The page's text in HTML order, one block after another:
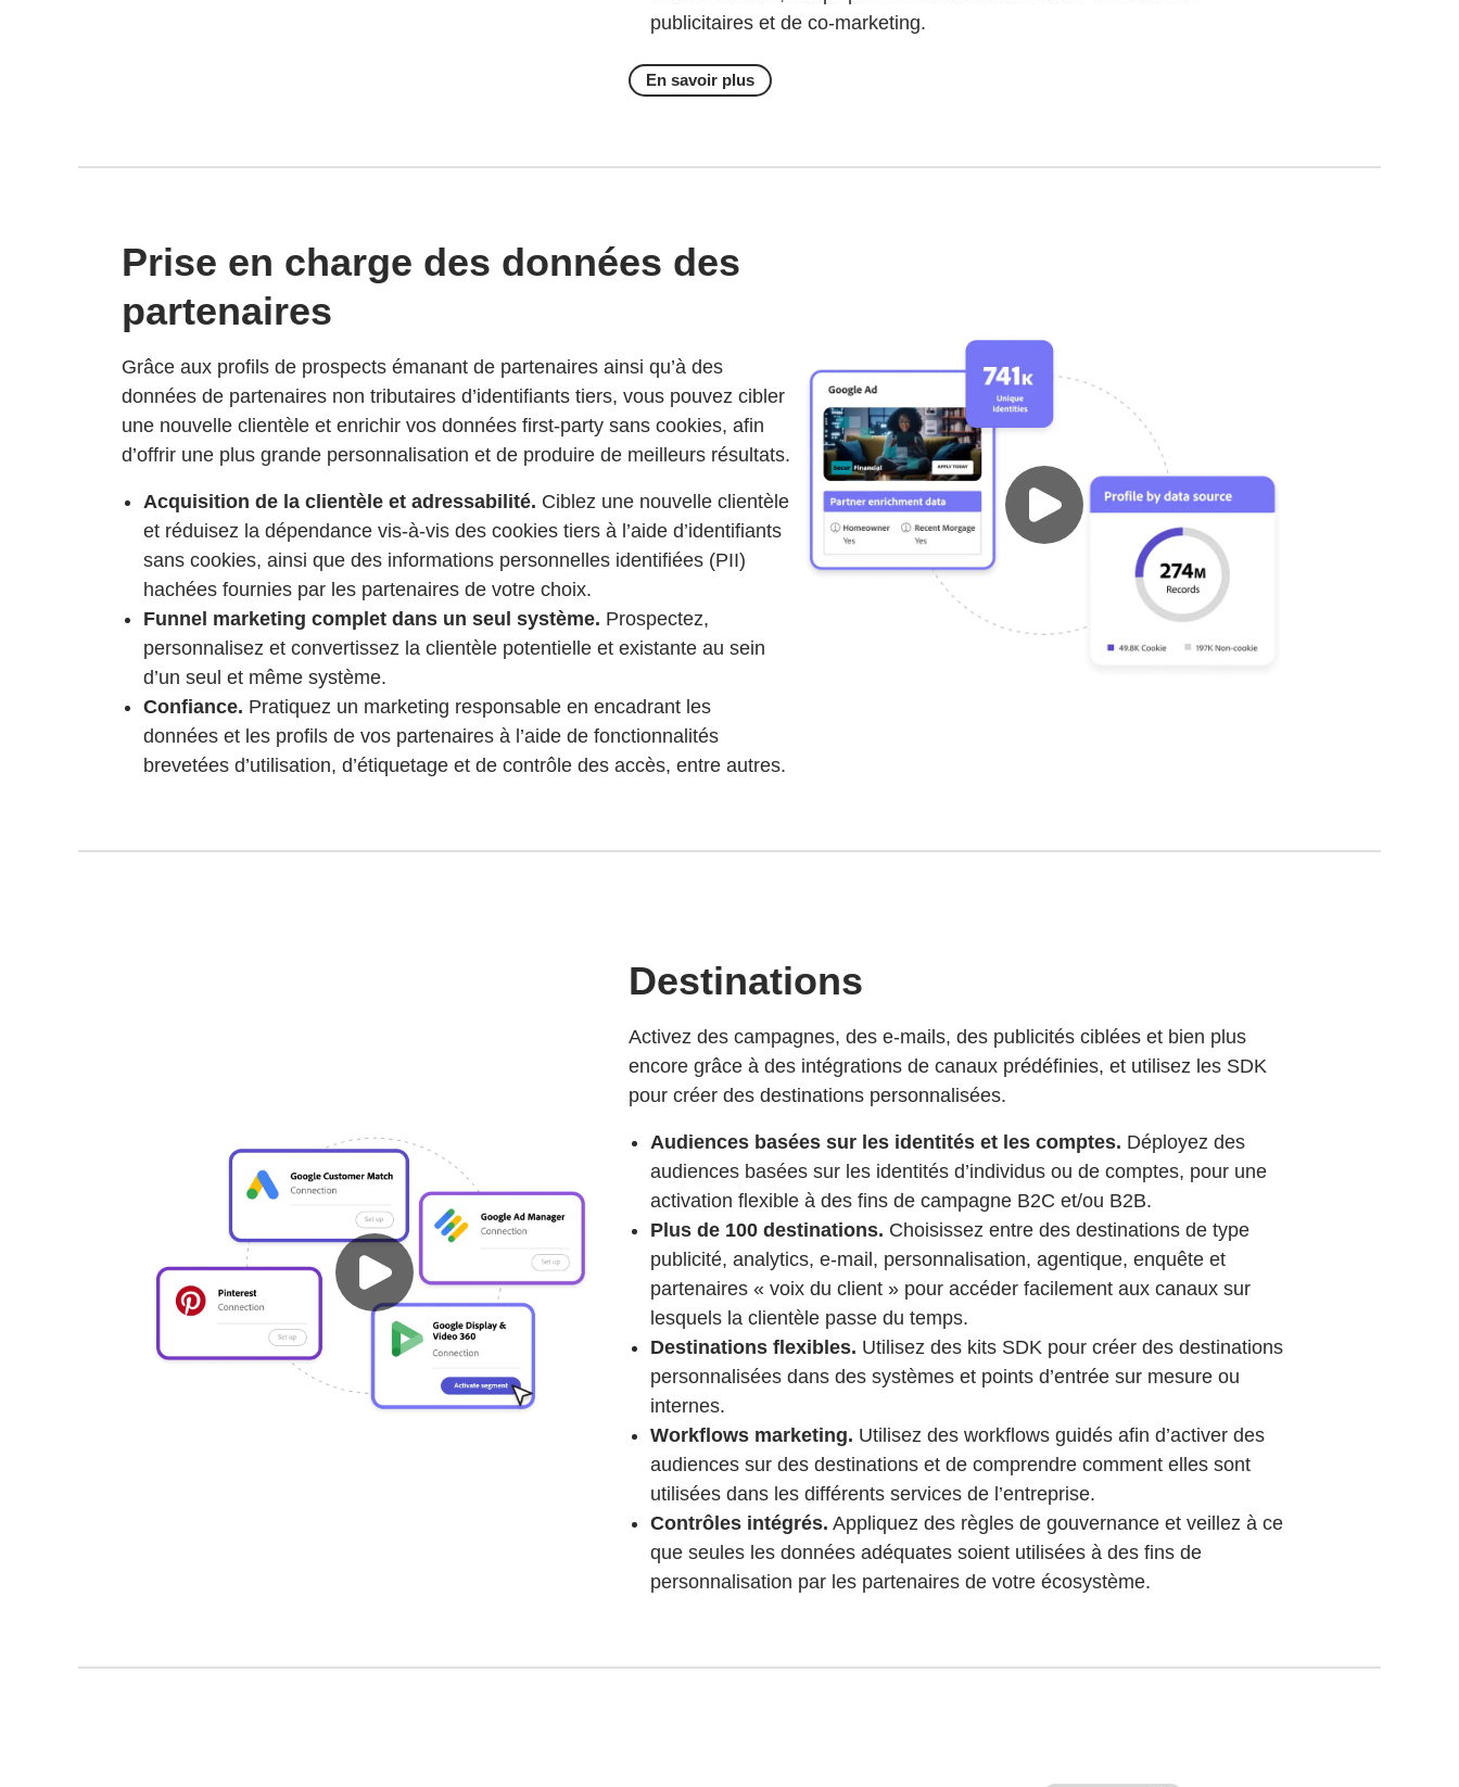
publicitaires et de co-marketing.
En savoir plus
Prise en charge des données des
partenaires
Grâce aux profils de prospects émanant de partenaires ainsi qu’à des
données de partenaires non tributaires d’identifiants tiers, vous pouvez cibler
une nouvelle clientèle et enrichir vos données first-party sans cookies, afin
d’offrir une plus grande personnalisation et de produire de meilleurs résultats.
Acquisition de la clientèle et adressabilité. Ciblez une nouvelle clientèle
et réduisez la dépendance vis-à-vis des cookies tiers à l’aide d’identifiants
sans cookies, ainsi que des informations personnelles identifiées (PII)
hachées fournies par les partenaires de votre choix.
Funnel marketing complet dans un seul système. Prospectez,
personnalisez et convertissez la clientèle potentielle et existante au sein
d’un seul et même système.
Confiance. Pratiquez un marketing responsable en encadrant les
données et les profils de vos partenaires à l’aide de fonctionnalités
brevetées d’utilisation, d’étiquetage et de contrôle des accès, entre autres.
Destinations
Activez des campagnes, des e-mails, des publicités ciblées et bien plus
encore grâce à des intégrations de canaux prédéfinies, et utilisez les SDK
pour créer des destinations personnalisées.
Audiences basées sur les identités et les comptes. Déployez des
audiences basées sur les identités d’individus ou de comptes, pour une
activation flexible à des fins de campagne B2C et/ou B2B.
Plus de 100 destinations. Choisissez entre des destinations de type
publicité, analytics, e-mail, personnalisation, agentique, enquête et
partenaires « voix du client » pour accéder facilement aux canaux sur
lesquels la clientèle passe du temps.
Destinations flexibles. Utilisez des kits SDK pour créer des destinations
personnalisées dans des systèmes et points d’entrée sur mesure ou
internes.
Workflows marketing. Utilisez des workflows guidés afin d’activer des
audiences sur des destinations et de comprendre comment elles sont
utilisées dans les différents services de l’entreprise.
Contrôles intégrés. Appliquez des règles de gouvernance et veillez à ce
que seules les données adéquates soient utilisées à des fins de
personnalisation par les partenaires de votre écosystème.